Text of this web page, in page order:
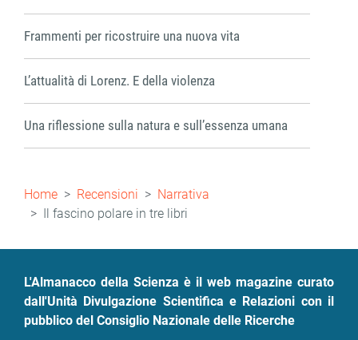
Frammenti per ricostruire una nuova vita
L’attualità di Lorenz. E della violenza
Una riflessione sulla natura e sull’essenza umana
Briciole
di
pane
Home Recensioni
Narrativa
Il fascino polare in tre libri
L'Almanacco della Scienza è il web magazine curato
dall'Unità Divulgazione Scientifica e Relazioni con il
pubblico del Consiglio Nazionale delle Ricerche